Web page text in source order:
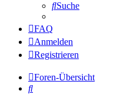
Suche
FAQ
Anmelden
Registrieren
Foren-Übersicht
Suche